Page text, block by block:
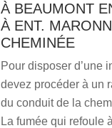
À BEAUMONT
À ENT.
CHEMINÉE
Pour disposer d’une
devez procéder à un
du conduit de la
La fumée qui refoule